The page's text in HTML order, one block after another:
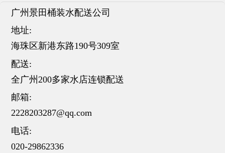
广州景田桶装水配送公司
地址:
海珠区新港东路190号309室
配送:
全广州200多家水店连锁配送
邮箱:
2228203287@qq.com
电话:
020-29862336